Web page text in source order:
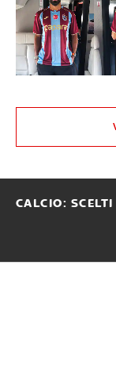
CALCIO: SCELTI